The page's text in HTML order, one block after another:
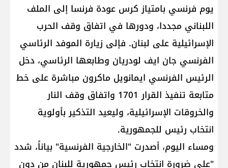
يوم فرنسي بامتياز كرس عودة فرنسا إلى الملف
اللبناني مجددا، ودورها في اتفاق وقف الحرب
الإسرائيلية على لبنان. فإلى زيارة الموفد الرئاسي
الفرنسي جان ايف لودريان وطابعها الرئاسي، دخل
الرئيس الفرنسي ايمانويل ماكرون مباشرة على خط
متابعة تنفيذ القرار 1701 واتفاق وقف النار
والخروقات الإسرائيلية، وليعيد التذكير بأولوية
انتخاب رئيس للجمهورية.
ومساء اليوم، أصدرت "الخارجية الفرنسية" بياناً، شدد
"على ضرورة انتخاب رئيس جمهورية للبنان من دون